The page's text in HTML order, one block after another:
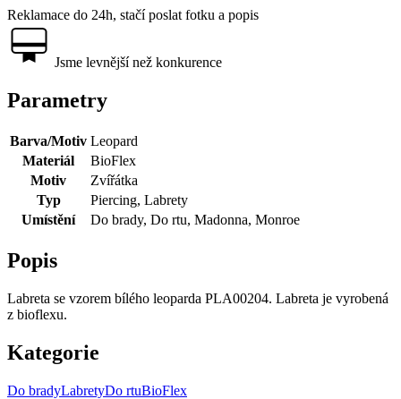
Reklamace do 24h, stačí poslat fotku a popis
Jsme levnější než konkurence
Parametry
Barva/Motiv Leopard
Materiál
BioFlex
Motiv
Zvířátka
Typ
Piercing, Labrety
Umístění
Do brady, Do rtu, Madonna, Monroe
Popis
Labreta se vzorem bílého leoparda PLA00204. Labreta je vyrobená
z bioflexu.
Kategorie
Do bradyLabretyDo rtuBioFlex